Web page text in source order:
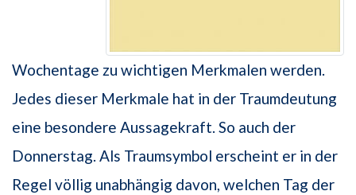
Wochentage zu wichtigen Merkmalen werden.
Jedes dieser Merkmale hat in der Traumdeutung
eine besondere Aussagekraft. So auch der
Donnerstag. Als Traumsymbol erscheint er in der
Regel völlig unabhängig davon, welchen Tag der